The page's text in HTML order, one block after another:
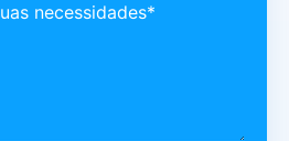
necessidades*